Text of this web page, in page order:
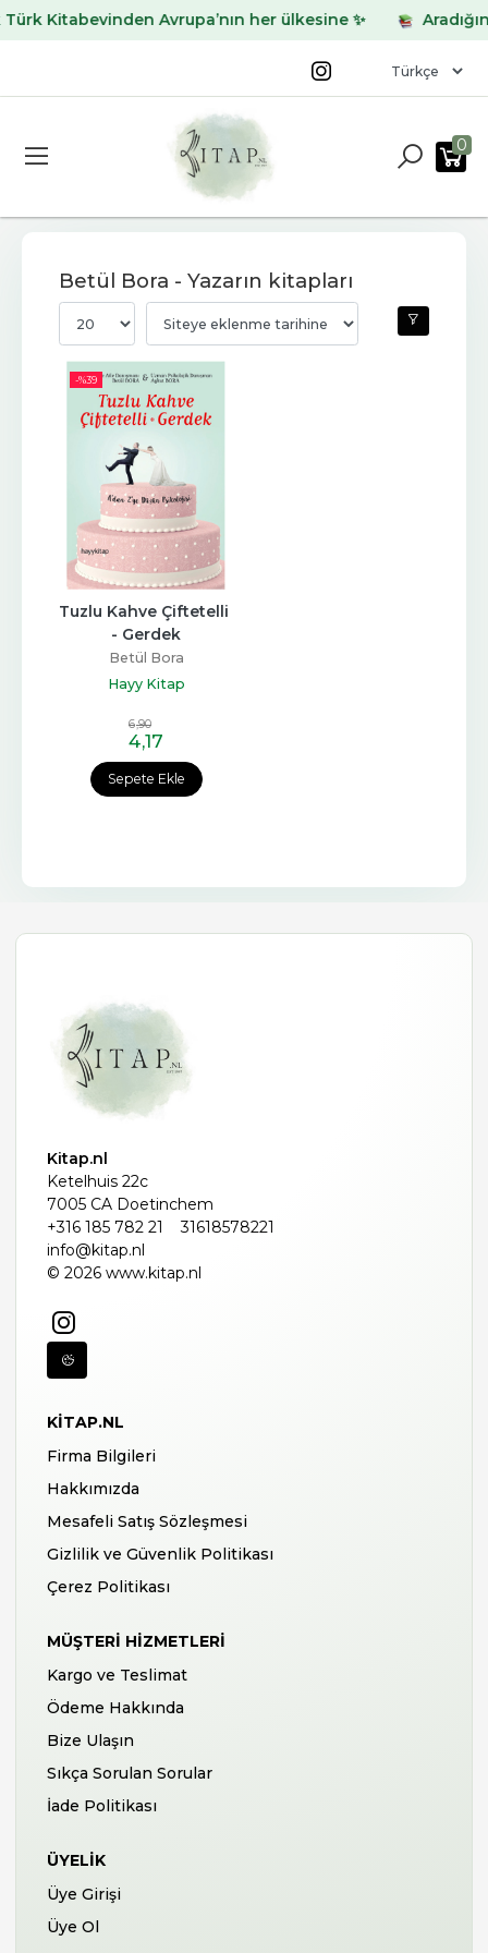
Kitabevinden Avrupa’nın her ülkesine ✨
0
Betül Bora - Yazarın kitapları
-%39
Sepete Ekle
Tuzlu Kahve Çiftetelli
- Gerdek
Betül Bora
Hayy Kitap
6,90
4,17
Kitap.nl
Ketelhuis 22c
7005 CA Doetinchem
+316 185 782 21
31618578221
info@kitap.nl
© 2026 www.kitap.nl
KITAP.NL
Firma Bilgileri
Hakkımızda
Mesafeli Satış Sözleşmesi
Gizlilik ve Güvenlik Politikası
Çerez Politikası
MÜŞTERI HIZMETLERI
Kargo ve Teslimat
Ödeme Hakkında
Bize Ulaşın
Sıkça Sorulan Sorular
İade Politikası
ÜYELIK
Üye Girişi
Üye Ol